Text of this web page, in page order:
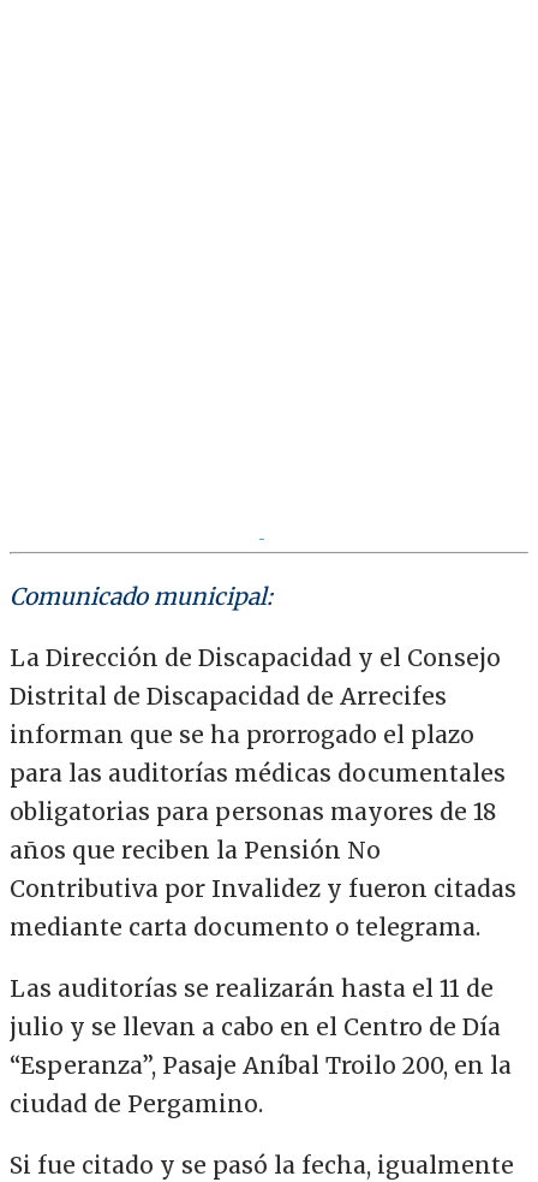
Comunicado municipal:
La Dirección de Discapacidad y el Consejo
Distrital de Discapacidad de Arrecifes
informan que se ha prorrogado el plazo
para las auditorías médicas documentales
obligatorias para personas mayores de 18
años que reciben la Pensión No
Contributiva por Invalidez y fueron citadas
mediante carta documento o telegrama.
Las auditorías se realizarán hasta el 11 de
julio y se llevan a cabo en el Centro de Día
“Esperanza”, Pasaje Aníbal Troilo 200, en la
ciudad de Pergamino.
Si fue citado y se pasó la fecha, igualmente